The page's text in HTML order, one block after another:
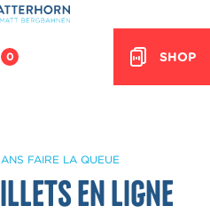
HEADER.CART
0 SHOP
FAIRE LA QUEUE
en ligne